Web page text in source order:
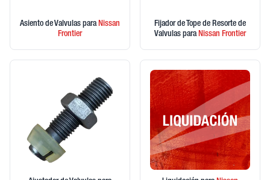
Asiento de Valvulas paraNissan
Frontier
Fijador de Tope de Resorte de
Valvulas paraNissan Frontier